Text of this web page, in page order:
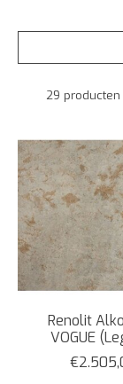
29 producten
Renolit
VOGUE